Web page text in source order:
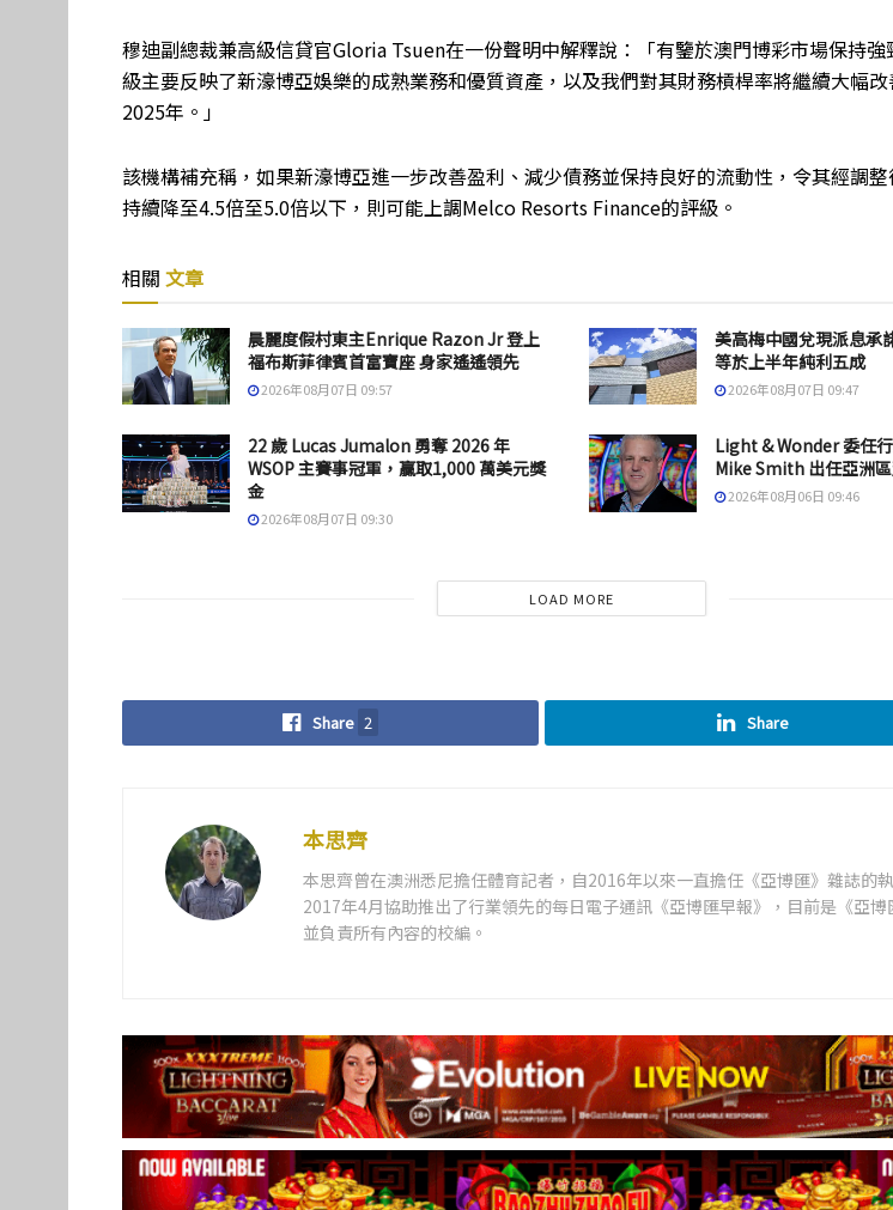
穆迪副總裁兼高級信貸官Gloria Tsuen在一份聲明中解釋說：「有鑒於澳門博彩市場保持強
級主要反映了新濠博亞娛樂的成熟業務和優質資產，以及我們對其財務槓桿率將繼續大幅
2025年。」
該機構補充稱，如果新濠博亞進一步改善盈利、減少債務並保持良好的流動性，令其經調
持續降至4.5倍至5.0倍以下，則可能上調Melco Resorts Finance的評級。
相關 文章
晨麗度假村東主Enrique Razon Jr 登上
福布斯菲律賓首富寶座 身家遙遙領先
2026年08月07日 09:57
美高梅中國兌現派息承
等於上半年純利五成
2026年08月07日 09:47
22 歲 Lucas Jumalon 勇奪 2026 年
WSOP 主賽事冠軍，贏取1,000 萬美元獎
金
2026年08月07日 09:30
Light & Wonder 委任
Mike Smith 出任亞洲
2026年08月06日 09:46
LOAD MORE
Share 2 Share
本思齊
本思齊曾在澳洲悉尼擔任體育記者，自2016年以來一直擔任《亞博匯》雜誌的
2017年4月協助推出了行業領先的每日電子通訊《亞博匯早報》，目前是《亞博
並負責所有內容的校編。